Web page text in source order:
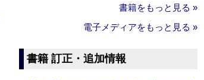
書籍をもっと見る »
電子メディアをもっと見る »
書籍 訂正・追加情報